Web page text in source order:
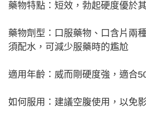
藥物特點：短效，勃起硬度優於
藥物劑型：口服藥物、口含片兩
須配水，可減少服藥時的尷尬
適用年齡：威而剛硬度強，適合
如何服用：建議空腹使用，以免